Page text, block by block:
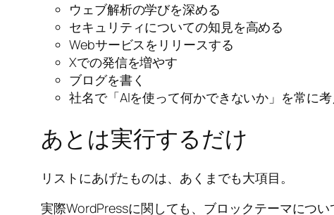
ウェブ解析の学びを深める
セキュリティについての知見を高める
Webサービスをリリースする
Xでの発信を増やす
ブログを書く
社名で「AIを使って何かできないか」を常に
あとは実行するだけ
リストにあげたものは、あくまでも大項目。
実際WordPressに関しても、ブロックテーマにつ